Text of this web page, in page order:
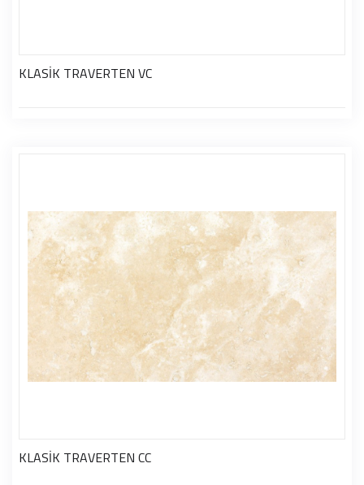
KLASİK TRAVERTEN VC
KLASİK TRAVERTEN CC